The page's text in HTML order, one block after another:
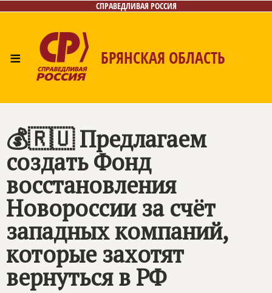
СПРАВЕДЛИВАЯ РОССИЯ
≡ БРЯНСКАЯ ОБЛАСТЬ
💰🇷🇺 Предлагаем
создать Фонд
восстановления
Новороссии за счёт
западных компаний,
которые захотят
вернуться в РФ